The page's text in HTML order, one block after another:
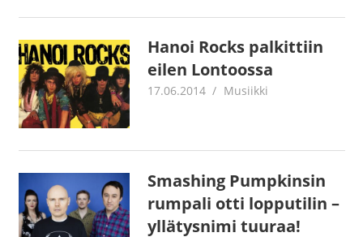
Hanoi Rocks palkittiin
eilen Lontoossa
17.06.2014 mestanet
Musiikki
Smashing Pumpkinsin
rumpali otti lopputilin –
yllätysnimi tuuraa!